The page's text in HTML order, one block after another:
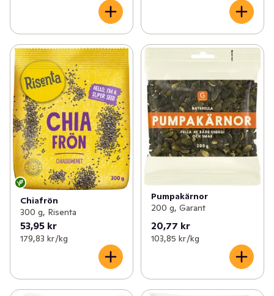
Chiafrön
300 g, Risenta
53,95 kr
179,83 kr /kg
Pumpakärnor
200 g, Garant
20,77 kr
103,85 kr /kg